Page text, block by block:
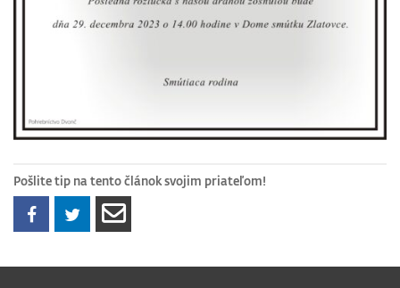
Pošlite tip na tento článok svojim priateľom!